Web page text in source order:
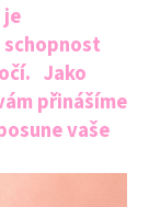
je
Jako
přinášíme
vaše